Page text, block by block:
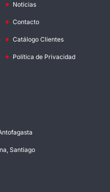
Noticias
Contacto
Catálogo Clientes
Política de Privacidad
Santiago